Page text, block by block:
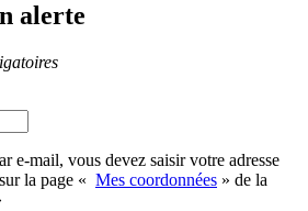
alerte
e-mail, vous devez saisir votre adresse
la page « Mes coordonnées » de la